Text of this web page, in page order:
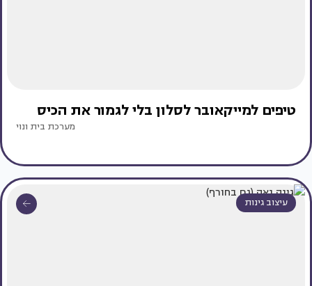
טיפים למייקאובר לסלון בלי לגמור את הכיס
מערכת בית ונוי
עיצוב גינות